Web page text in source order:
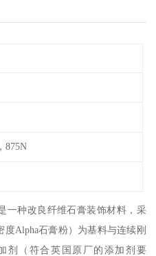
875N
一种改良纤维石膏装饰材料，采
Alpha石膏粉）为基料与连续刚
剂（符合英国原厂的添加剂要